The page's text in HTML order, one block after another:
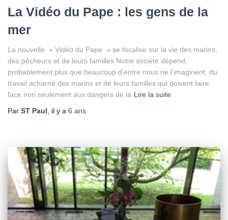
La Vidéo du Pape : les gens de la
mer
La nouvelle » Vidéo du Pape » se focalise sur la vie des marins,
des pêcheurs et de leurs familles Notre société dépend,
probablement plus que beaucoup d’entre nous ne l’imaginent, du
travail acharné des marins et de leurs familles qui doivent faire
face non seulement aux dangers de la Lire la suite
Par ST Paul , il y a 6 ans